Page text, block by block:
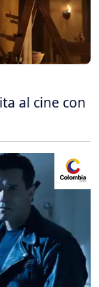
al cine con